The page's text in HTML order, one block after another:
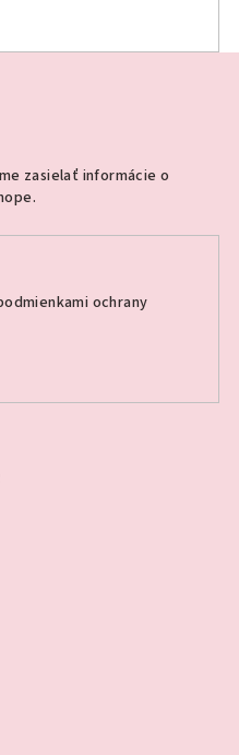
zasielať informácie o
ochrany